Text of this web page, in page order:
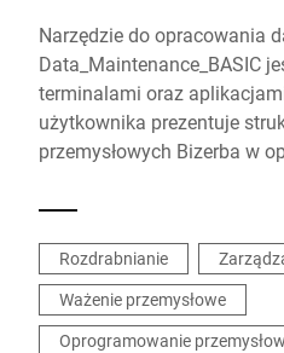
Narzędzie do opracowania
Data_Maintenance_BASIC
terminalami oraz
użytkownika prezentuje
przemysłowych Bizerba w
Rozdrabnianie
Ważenie przemysłowe
Oprogramowanie